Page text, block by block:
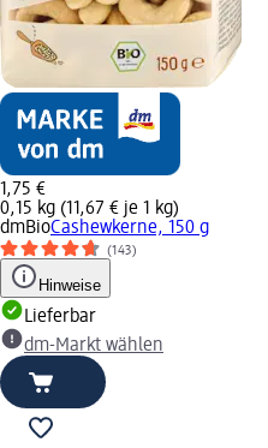
1,75 €
0,15 kg (11,67 € je 1 kg)
dmBioCashewkerne, 150 g
(143)
Hinweise
Lieferbar
dm-Markt wählen